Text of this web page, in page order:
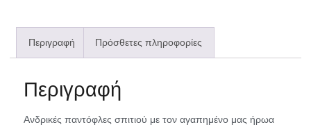
Περιγραφή Πρόσθετες πληροφορίες
Περιγραφή
Ανδρικές παντόφλες σπιτιού με τον αγαπημένο μας ήρωα